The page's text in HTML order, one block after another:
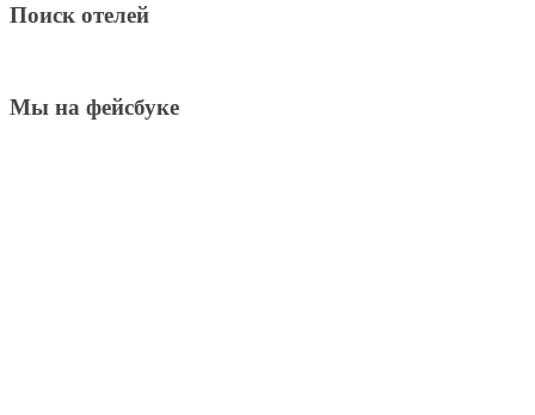
Поиск отелей
Мы на фейсбуке